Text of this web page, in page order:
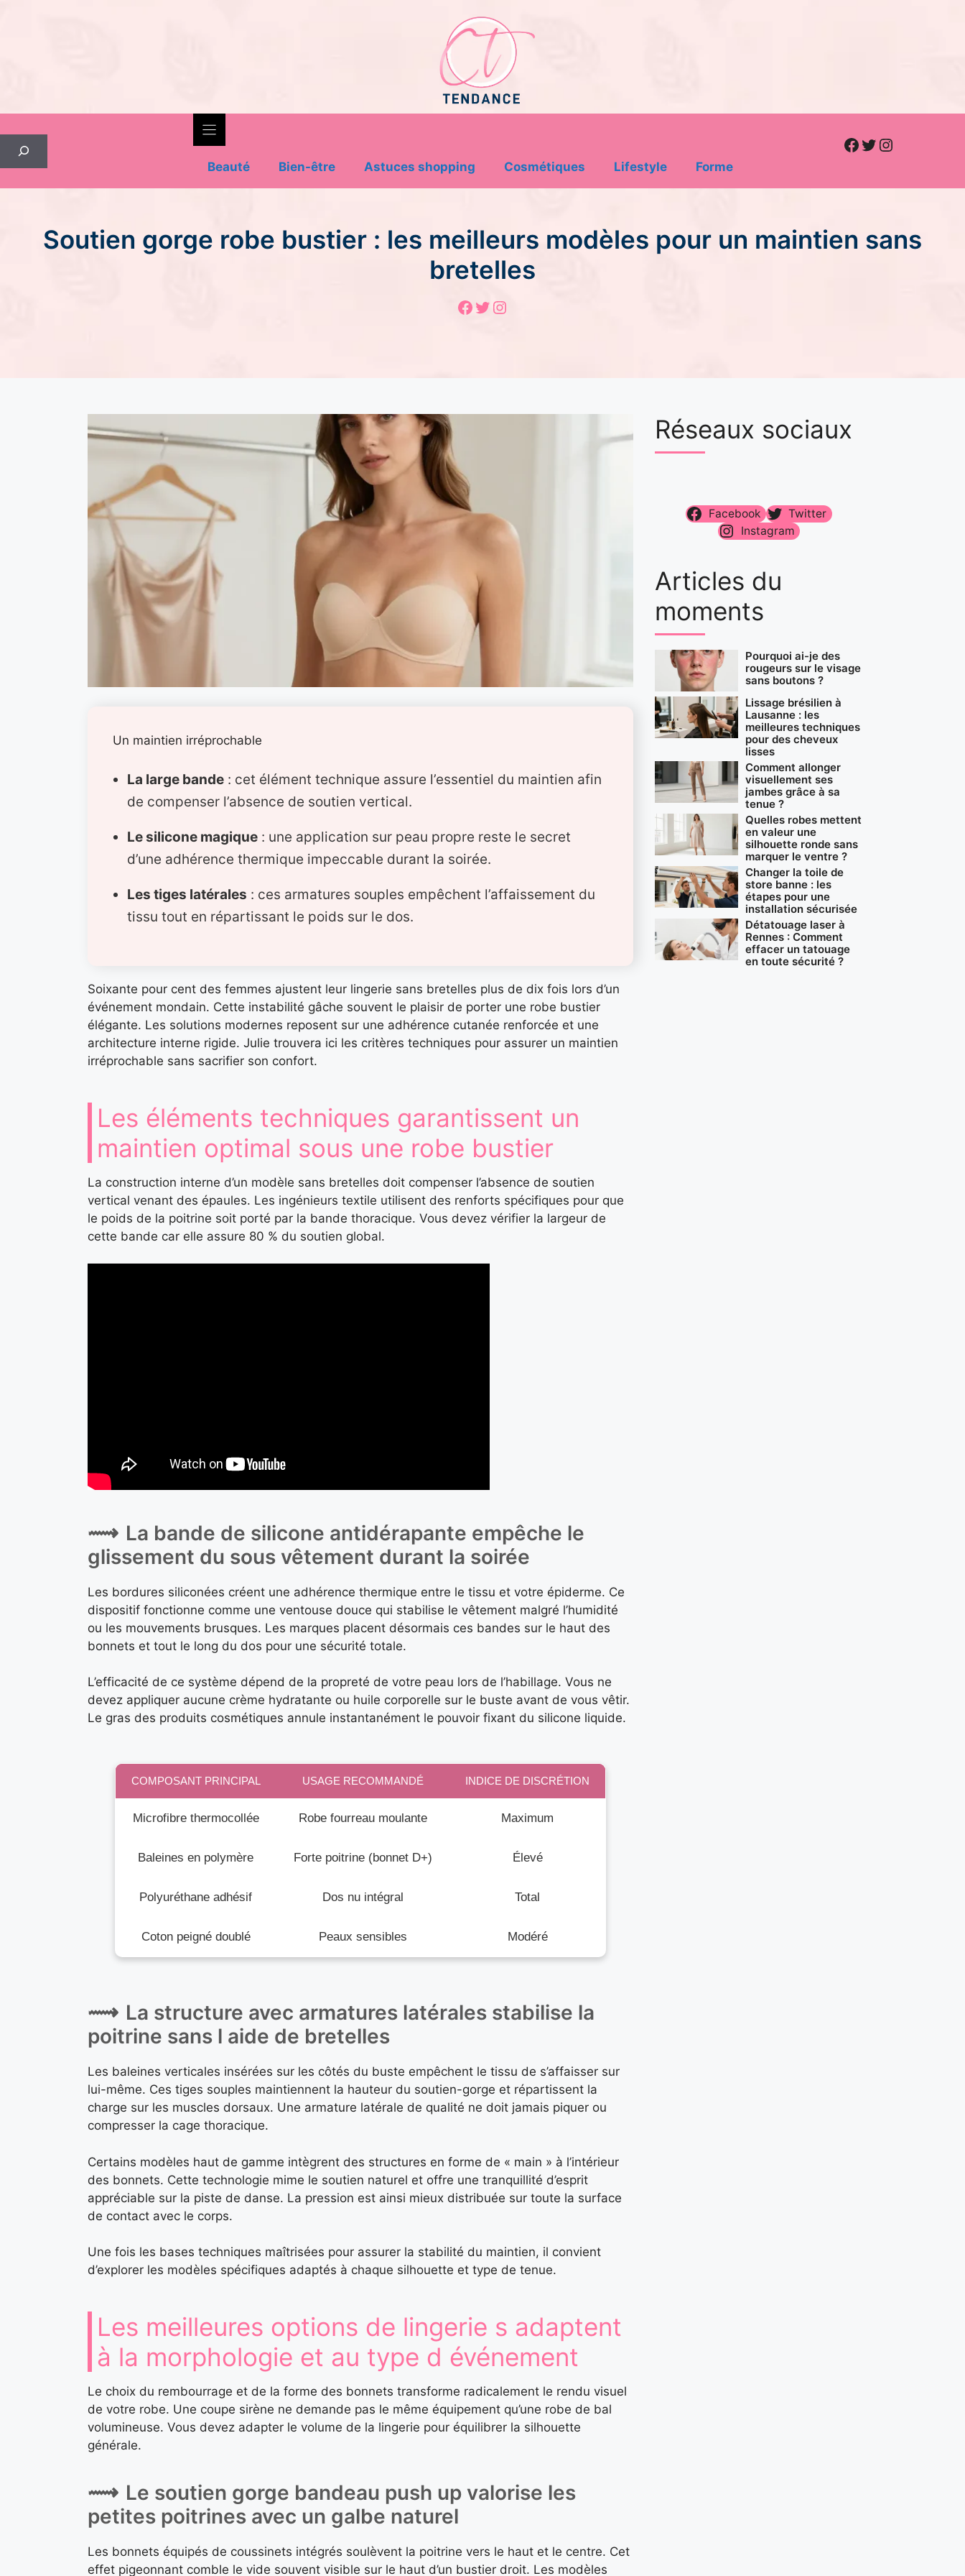
Beauté
Bien-être Astuces shopping Cosmétiques Lifestyle Forme
Facebook
Twitter
Instagram
Soutien gorge robe bustier : les meilleurs modèles pour un maintien sans
bretelles
Facebook
Twitter
Instagram
Un maintien irréprochable
La large bande : cet élément technique assure l’essentiel du maintien afin
de compenser l’absence de soutien vertical.
Le silicone magique : une application sur peau propre reste le secret
d’une adhérence thermique impeccable durant la soirée.
Les tiges latérales : ces armatures souples empêchent l’affaissement du
tissu tout en répartissant le poids sur le dos.
Soixante pour cent des femmes ajustent leur lingerie sans bretelles plus de dix fois lors d’un
événement mondain. Cette instabilité gâche souvent le plaisir de porter une robe bustier
élégante. Les solutions modernes reposent sur une adhérence cutanée renforcée et une
architecture interne rigide. Julie trouvera ici les critères techniques pour assurer un maintien
irréprochable sans sacrifier son confort.
Les éléments techniques garantissent un
maintien optimal sous une robe bustier
La construction interne d’un modèle sans bretelles doit compenser l’absence de soutien
vertical venant des épaules. Les ingénieurs textile utilisent des renforts spécifiques pour que
le poids de la poitrine soit porté par la bande thoracique. Vous devez vérifier la largeur de
cette bande car elle assure 80 % du soutien global.
La bande de silicone antidérapante empêche le
glissement du sous vêtement durant la soirée
Les bordures siliconées créent une adhérence thermique entre le tissu et votre épiderme. Ce
dispositif fonctionne comme une ventouse douce qui stabilise le vêtement malgré l’humidité
ou les mouvements brusques. Les marques placent désormais ces bandes sur le haut des
bonnets et tout le long du dos pour une sécurité totale.
L’efficacité de ce système dépend de la propreté de votre peau lors de l’habillage. Vous ne
devez appliquer aucune crème hydratante ou huile corporelle sur le buste avant de vous vêtir.
Le gras des produits cosmétiques annule instantanément le pouvoir fixant du silicone liquide.
COMPOSANT PRINCIPAL USAGE RECOMMANDÉ INDICE DE DISCRÉTION
Microfibre thermocollée Robe fourreau moulante Maximum
Baleines en polymère Forte poitrine (bonnet D+) Élevé
Polyuréthane adhésif Dos nu intégral Total
Coton peigné doublé Peaux sensibles Modéré
La structure avec armatures latérales stabilise la
poitrine sans l aide de bretelles
Les baleines verticales insérées sur les côtés du buste empêchent le tissu de s’affaisser sur
lui-même. Ces tiges souples maintiennent la hauteur du soutien-gorge et répartissent la
charge sur les muscles dorsaux. Une armature latérale de qualité ne doit jamais piquer ou
compresser la cage thoracique.
Certains modèles haut de gamme intègrent des structures en forme de « main » à l’intérieur
des bonnets. Cette technologie mime le soutien naturel et offre une tranquillité d’esprit
appréciable sur la piste de danse. La pression est ainsi mieux distribuée sur toute la surface
de contact avec le corps.
Une fois les bases techniques maîtrisées pour assurer la stabilité du maintien, il convient
d’explorer les modèles spécifiques adaptés à chaque silhouette et type de tenue.
Les meilleures options de lingerie s adaptent
à la morphologie et au type d événement
Le choix du rembourrage et de la forme des bonnets transforme radicalement le rendu visuel
de votre robe. Une coupe sirène ne demande pas le même équipement qu’une robe de bal
volumineuse. Vous devez adapter le volume de la lingerie pour équilibrer la silhouette
générale.
Le soutien gorge bandeau push up valorise les
petites poitrines avec un galbe naturel
Les bonnets équipés de coussinets intégrés soulèvent la poitrine vers le haut et le centre. Cet
effet pigeonnant comble le vide souvent visible sur le haut d’un bustier droit. Les modèles
Réseaux sociaux
Facebook
Twitter
Instagram
Articles du
moments
Pourquoi ai-je des
rougeurs sur le visage
sans boutons ?
Lissage brésilien à
Lausanne : les
meilleures techniques
pour des cheveux
lisses
Comment allonger
visuellement ses
jambes grâce à sa
tenue ?
Quelles robes mettent
en valeur une
silhouette ronde sans
marquer le ventre ?
Changer la toile de
store banne : les
étapes pour une
installation sécurisée
Détatouage laser à
Rennes : Comment
effacer un tatouage
en toute sécurité ?